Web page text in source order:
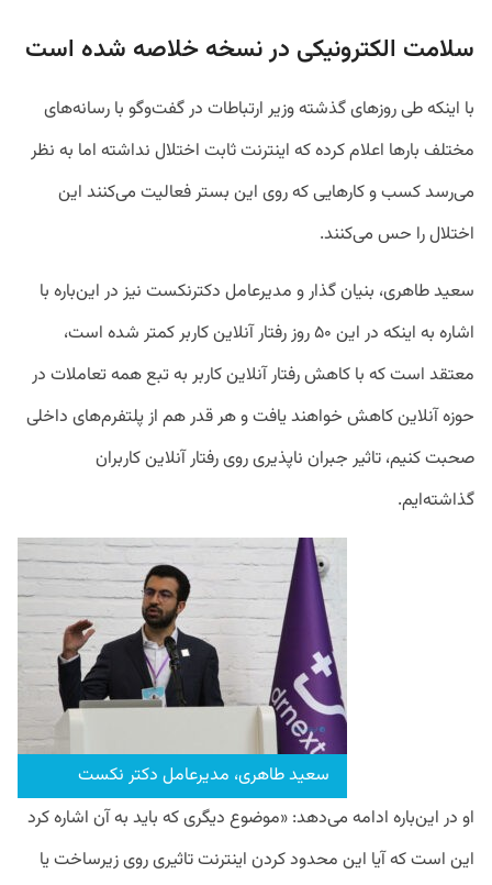
سلامت الکترونیکی در نسخه خلاصه شده است
با اینکه طی روزهای گذشته وزیر ارتباطات در گفت‌وگو با رسانه‌های
مختلف بارها اعلام کرده که اینترنت ثابت اختلال نداشته اما به نظر
می‌رسد کسب و کارهایی که روی این بستر فعالیت می‌کنند این
اختلال را حس می‌کنند.
سعید طاهری، بنیان گذار و مدیرعامل دکترنکست نیز در این‌باره با
اشاره به اینکه در این ۵۰ روز رفتار آنلاین کاربر کمتر شده است،
معتقد است که با کاهش رفتار آنلاین کاربر به تبع همه تعاملات در
حوزه آنلاین کاهش خواهند یافت و هر قدر هم از پلتفرم‌های داخلی
صحبت کنیم، تاثیر جبران ناپذیری روی رفتار آنلاین کاربران
گذاشته‌ایم.
سعید طاهری، مدیرعامل دکتر نکست
او در این‌باره ادامه می‌دهد: «موضوع دیگری که باید به آن اشاره کرد
این است که آیا این محدود کردن اینترنت تاثیری روی زیرساخت یا